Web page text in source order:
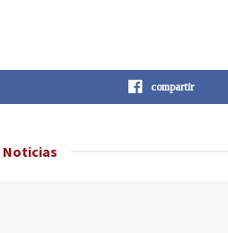
compartir
Noticias